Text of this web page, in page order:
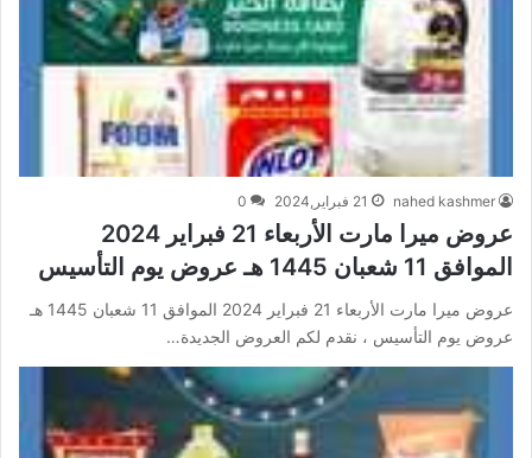
nahed kashmer 21 فبراير,2024 0
عروض ميرا مارت الأربعاء 21 فبراير 2024
الموافق 11 شعبان 1445 هـ عروض يوم التأسيس
عروض ميرا مارت الأربعاء 21 فبراير 2024 الموافق 11 شعبان 1445 هـ
عروض يوم التأسيس ، نقدم لكم العروض الجديدة…